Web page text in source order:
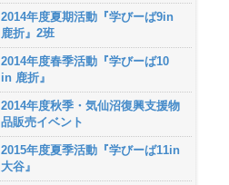
2014年度夏期活動『学びーば9in
鹿折』2班
2014年度春季活動『学びーば10
in 鹿折』
2014年度秋季・気仙沼復興支援物
品販売イベント
2015年度夏季活動『学びーば11in
大谷』